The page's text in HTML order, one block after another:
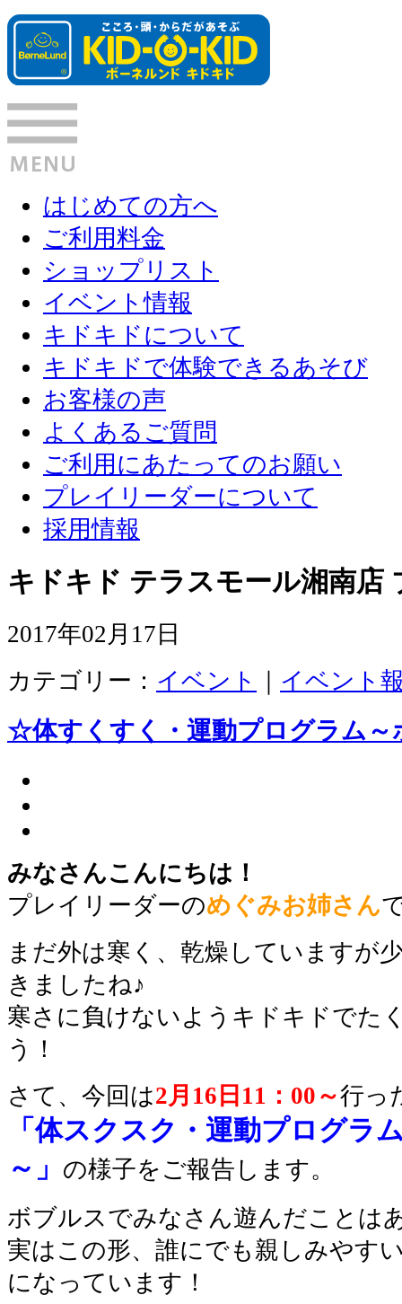
はじめての方へ
ご利用料金
ショップリスト
イベント情報
キドキドについて
キドキドで体験できるあそび
お客様の声
よくあるご質問
ご利用にあたってのお願い
プレイリーダーについて
採用情報
キドキド テラスモール湘南店
2017年02月17日
カテゴリー： イベント イベント
☆体すくすく・運動プログラム～
みなさんこんにちは！
プレイリーダーのめぐみお姉さん
まだ外は寒く、乾燥していますが
きましたね♪
寒さに負けないようキドキドでた
う！
さて、今回は2月16日11：00～行っ
「体スクスク・運動プログラ
～」 の様子をご報告します。
ボブルスでみなさん遊んだことは
実はこの形、誰にでも親しみやす
になっています！